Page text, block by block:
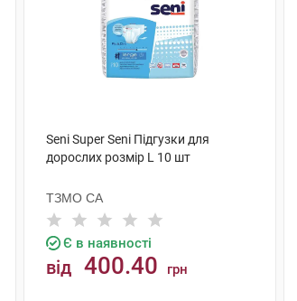
Seni Super Seni Підгузки для
дорослих розмір L 10 шт
ТЗМО СА
Є в наявності
від 400.40 грн